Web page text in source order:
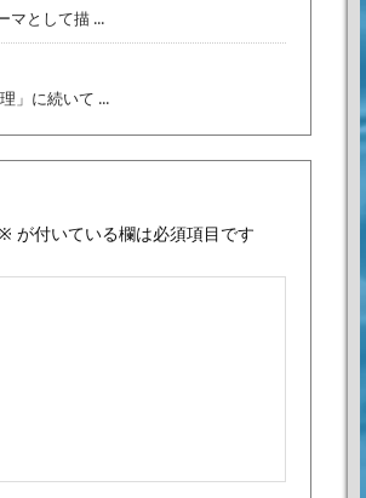
マとして描 ...
」に続いて ...
が付いている欄は必須項目です